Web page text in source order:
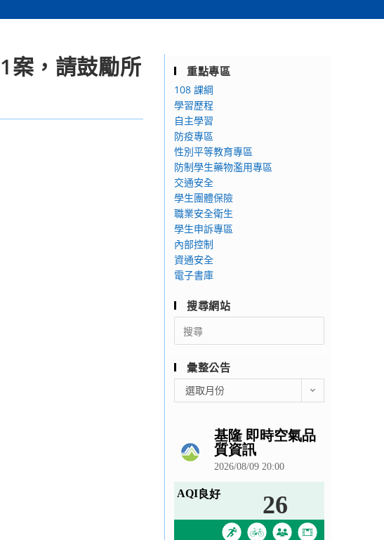
案，請鼓勵所
重點專區
108 課綱
學習歷程
自主學習
防疫專區
性別平等教育專區
防制學生藥物濫用專區
交通安全
學生團體保險
職業安全衛生
學生申訴專區
內部控制
資通安全
電子書庫
搜尋網站
Search
for:
彙整公告
整
選取月份